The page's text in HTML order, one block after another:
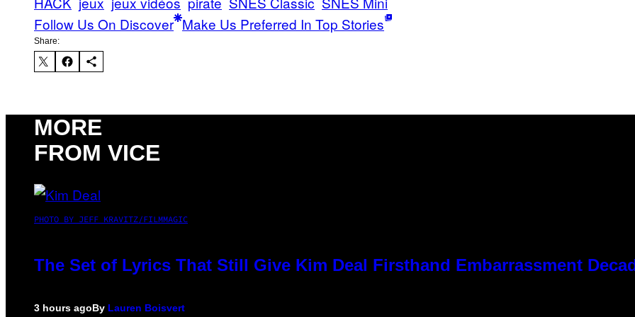
Follow Us On Discover Make Us Preferred In Top Stories
Share:
MORE
FROM VICE
PHOTO BY JEFF KRAVITZ/FILMMAGIC
The Set of Lyrics That Still Give Kim Deal Firsthand Embarrassment
3 hours agoBy Lauren Boisvert